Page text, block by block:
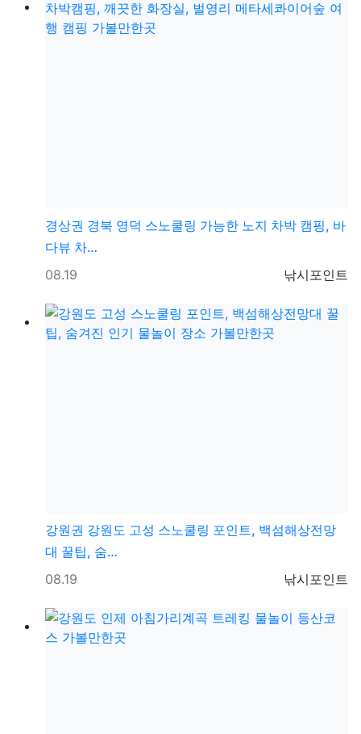
경상권 경북 영덕 스노쿨링 가능한 노지 차박 캠핑, 바
다뷰 차…
등록자
낚시포인트
등록일
08.19
강원권 강원도 고성 스노쿨링 포인트, 백섬해상전망
대 꿀팁, 숨…
등록자
낚시포인트
등록일
08.19